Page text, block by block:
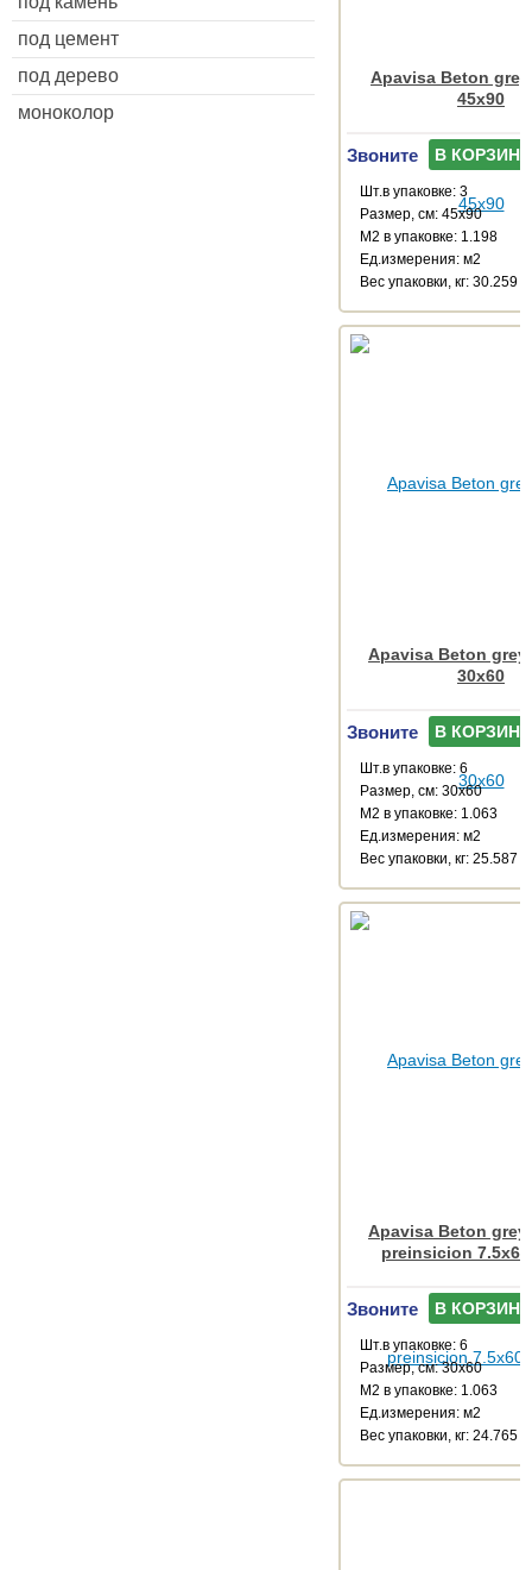
под цемент
под дерево
моноколор
Apavisa Beton
45x90
Звоните В КОРЗИНУ
Шт.в упаковке: 3
Размер, см: 45x90
М2 в упаковке: 1.198
Ед.измерения: м2
Веc упаковки, кг: 30.259
Apavisa Beton
30x60
Звоните В КОРЗИНУ
Шт.в упаковке: 6
Размер, см: 30x60
М2 в упаковке: 1.063
Ед.измерения: м2
Веc упаковки, кг: 25.587
Apavisa Beton
preinsicion 7.5x60
Звоните В КОРЗИНУ
Шт.в упаковке: 6
Размер, см: 30x60
М2 в упаковке: 1.063
Ед.измерения: м2
Веc упаковки, кг: 24.765